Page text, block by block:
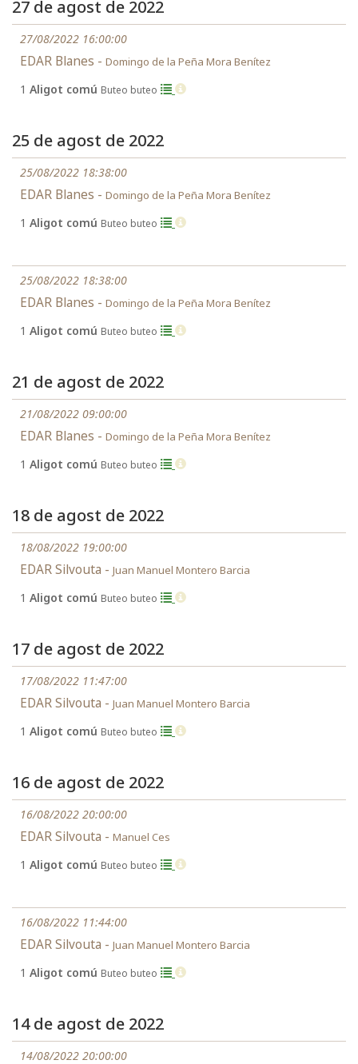
27 de agost de 2022
27/08/2022 16:00:00
EDAR Blanes - Domingo de la Peña Mora Benítez
1 Aligot comú Buteo buteo
25 de agost de 2022
25/08/2022 18:38:00
EDAR Blanes - Domingo de la Peña Mora Benítez
1 Aligot comú Buteo buteo
25/08/2022 18:38:00
EDAR Blanes - Domingo de la Peña Mora Benítez
1 Aligot comú Buteo buteo
21 de agost de 2022
21/08/2022 09:00:00
EDAR Blanes - Domingo de la Peña Mora Benítez
1 Aligot comú Buteo buteo
18 de agost de 2022
18/08/2022 19:00:00
EDAR Silvouta - Juan Manuel Montero Barcia
1 Aligot comú Buteo buteo
17 de agost de 2022
17/08/2022 11:47:00
EDAR Silvouta - Juan Manuel Montero Barcia
1 Aligot comú Buteo buteo
16 de agost de 2022
16/08/2022 20:00:00
EDAR Silvouta - Manuel Ces
1 Aligot comú Buteo buteo
16/08/2022 11:44:00
EDAR Silvouta - Juan Manuel Montero Barcia
1 Aligot comú Buteo buteo
14 de agost de 2022
14/08/2022 20:00:00